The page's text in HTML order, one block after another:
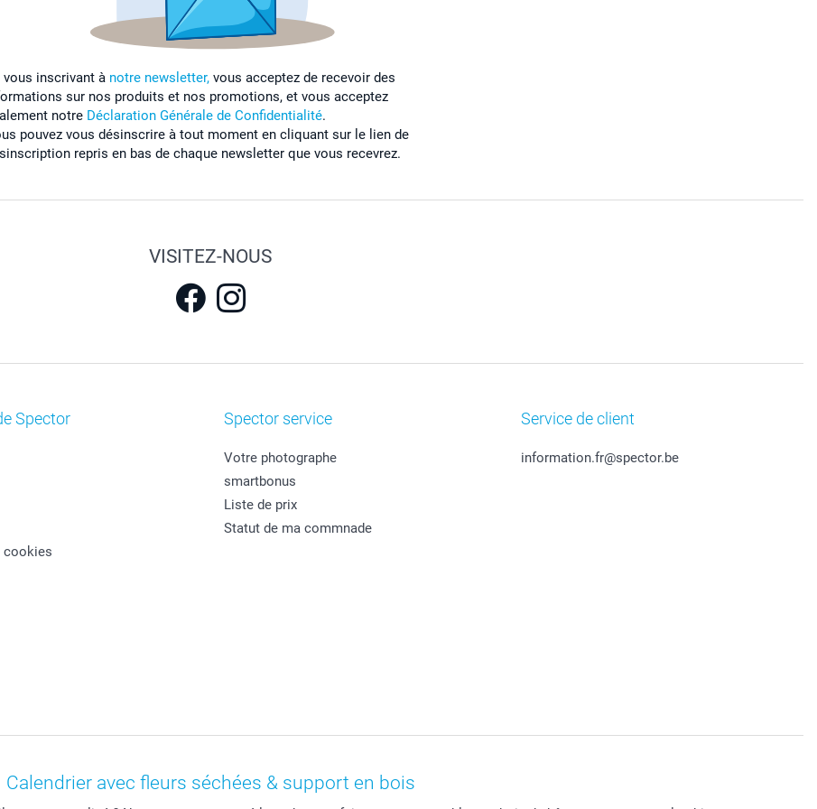
vous inscrivant à notre newsletter, vous acceptez de recevoir des
sur nos produits et nos promotions, et vous acceptez
notre Déclaration Générale de Confidentialité.
pouvez vous désinscrire à tout moment en cliquant sur le lien de
repris en bas de chaque newsletter que vous recevrez.
VISITEZ-NOUS
Spector
cookies
Spector service
Votre photographe
smartbonus
Liste de prix
Statut de ma commnade
Service de client
information.fr@spector.be
Calendrier avec fleurs séchées & support en bois